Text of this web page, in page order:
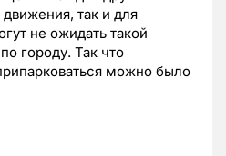
так и для
не ожидать такой
городу. Так что
можно было